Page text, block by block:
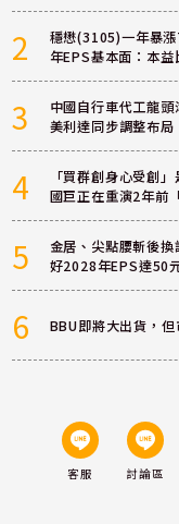
2
穩懋(3105)一年暴
年EPS基本面：本
3
中國自行車代工龍
美利達同步調整布局
4
「買群創身心受創
國巨正在重演2年前
5
金居、尖點腰斬後
好2028年EPS達50
6 BBU即將大出貨，
客服 討論區